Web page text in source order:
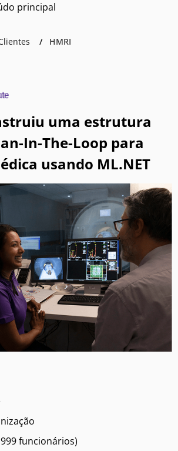
principal
HMRI
uma estrutura
In-The-Loop para
usando ML.NET
funcionários)